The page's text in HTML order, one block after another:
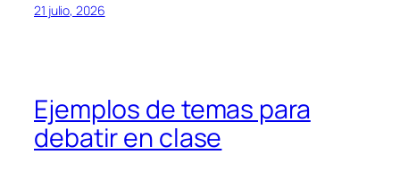
21 julio, 2026
Ejemplos de temas para
debatir en clase